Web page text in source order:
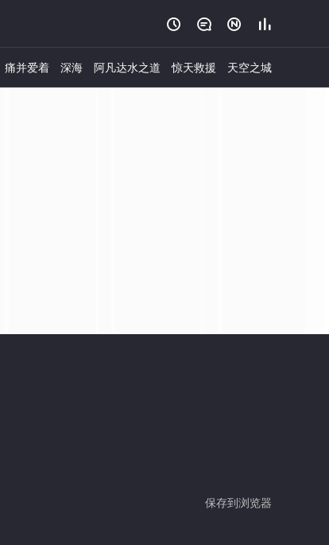
   
痛并爱着 深海 阿凡达水之道 惊天救援 天空之城
保存到浏览器